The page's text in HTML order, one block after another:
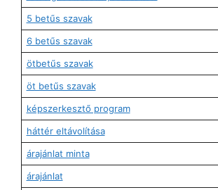
5 betűs szavak
6 betűs szavak
ötbetűs szavak
öt betűs szavak
képszerkesztő program
háttér eltávolítása
árajánlat minta
árajánlat